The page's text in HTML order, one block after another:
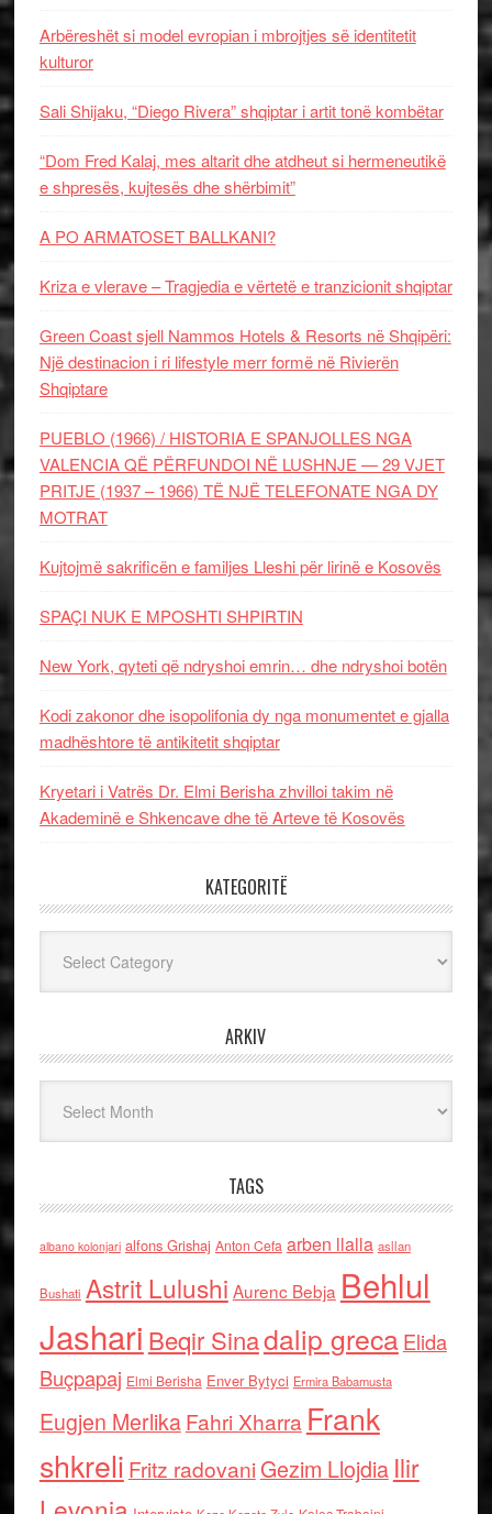
Arbëreshët si model evropian i mbrojtjes së identitetit
kulturor
Sali Shijaku, “Diego Rivera” shqiptar i artit tonë kombëtar
“Dom Fred Kalaj, mes altarit dhe atdheut si hermeneutikë
e shpresës, kujtesës dhe shërbimit”
A PO ARMATOSET BALLKANI?
Kriza e vlerave – Tragjedia e vërtetë e tranzicionit shqiptar
Green Coast sjell Nammos Hotels & Resorts në Shqipëri:
Një destinacion i ri lifestyle merr formë në Rivierën
Shqiptare
PUEBLO (1966) / HISTORIA E SPANJOLLES NGA
VALENCIA QË PËRFUNDOI NË LUSHNJE — 29 VJET
PRITJE (1937 – 1966) TË NJË TELEFONATE NGA DY
MOTRAT
Kujtojmë sakrificën e familjes Lleshi për lirinë e Kosovës
SPAÇI NUK E MPOSHTI SHPIRTIN
New York, qyteti që ndryshoi emrin… dhe ndryshoi botën
Kodi zakonor dhe isopolifonia dy nga monumentet e gjalla
madhështore të antikitetit shqiptar
Kryetari i Vatrës Dr. Elmi Berisha zhvilloi takim në
Akademinë e Shkencave dhe të Arteve të Kosovës
KATEGORITË
ARKIV
TAGS
albano kolonjari alfons Grishaj Anton Cefa arben llalla asllan
Bushati Astrit Lulushi Aurenc Bebja Behlul
Jashari Beqir Sinadalip grecaElida
Buçpapaj Elmi Berisha Enver Bytyci Ermira Babamusta
Eugjen MerlikaFahri Xharra Frank
shkreli Fritz radovaniGezim Llojdia Ilir